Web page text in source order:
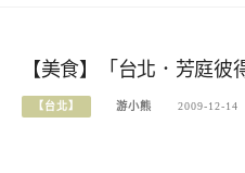
【美食】「台北．芳庭彼
【台北】 游小熊 2009-12-14